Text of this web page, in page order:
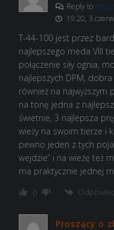
Reply to
19:20, 3
T-44-100 jest przez
najlepszego meda VIII
połączenie siły ognia,
najlepszych DPM,
również na
na tonę jedna z
świetnie, 3 najlepsza
wieży na swoim tierze i
pewno jeden z tych
wejdzie” i na wieżę też
ma praktycznie jednej
0
Proszący o